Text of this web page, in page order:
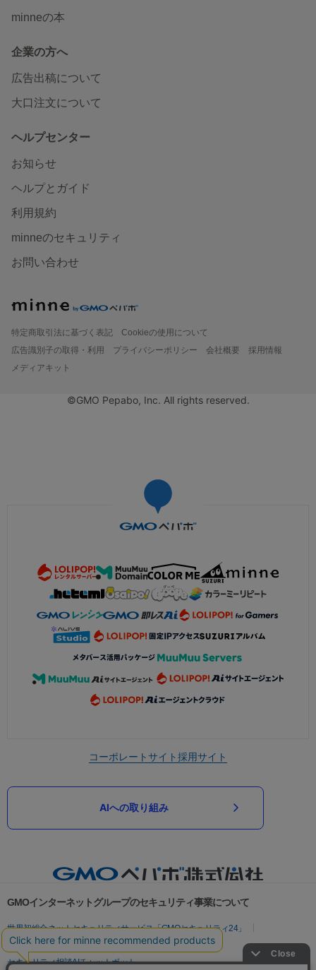
minneの本
企業の方へ
広告出稿について
大口注文について
ヘルプセンター
お知らせ
ヘルプとガイド
利用規約
minneのセキュリティ
お問い合わせ
特定商取引法に基づく表記
Cookieの使用について
広告識別子の取得・利用
プライバシーポリシー 会社概要
採用情報
メディアキット
©GMO Pepabo, Inc. All rights reserved.
コーポレートサイト採用サイト
AIへの取り組み
GMOインターネットグループのセキュリティ事業について
世界初総合ネットセキュリティサービス「GMOセキュリティ24」
パスワード漏洩診断
Webサイトリスク診断
セキュリティ相談AIチャットボット